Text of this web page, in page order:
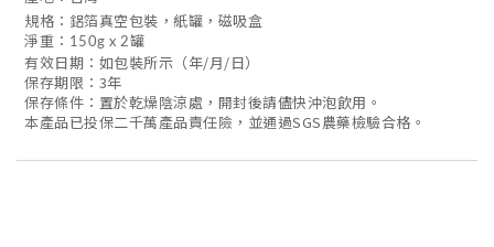
規格：鋁箔真空包裝，紙罐，磁吸盒
淨重：150g x 2罐
有效日期：如包裝所示（年/月/日）
保存期限：3年
保存條件：置於乾燥陰涼處，開封後請儘快沖泡飲用。
本產品已投保二千萬產品責任險，並通過SGS農藥檢驗合格。